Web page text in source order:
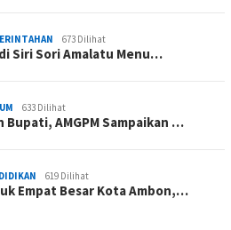
673 Dilihat
Siri Sori Amalatu Menu…
633 Dilihat
Bupati, AMGPM Sampaikan …
619 Dilihat
Empat Besar Kota Ambon,…